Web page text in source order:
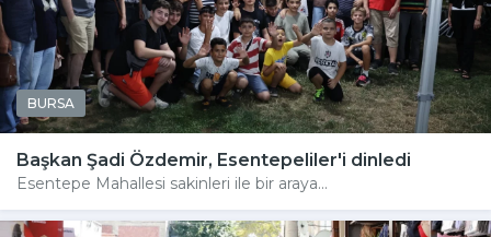
BURSA
Başkan Şadi Özdemir, Esentepeliler'i dinledi
Esentepe Mahallesi sakinleri ile bir araya...